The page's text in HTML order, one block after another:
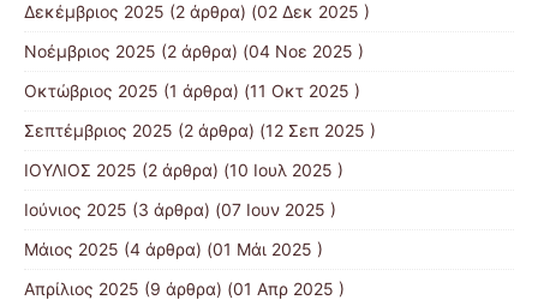
Δεκέμβριος 2025 (2 άρθρα) (02 Δεκ 2025 )
Νοέμβριος 2025 (2 άρθρα) (04 Νοε 2025 )
Οκτώβριος 2025 (1 άρθρα) (11 Οκτ 2025 )
Σεπτέμβριος 2025 (2 άρθρα) (12 Σεπ 2025 )
ΙΟΥΛΙΟΣ 2025 (2 άρθρα) (10 Ιουλ 2025 )
Ιούνιος 2025 (3 άρθρα) (07 Ιουν 2025 )
Μάιος 2025 (4 άρθρα) (01 Μάι 2025 )
Απρίλιος 2025 (9 άρθρα) (01 Απρ 2025 )